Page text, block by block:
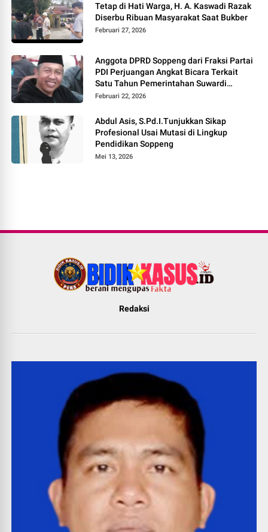
Tetap di Hati Warga, H. A. Kaswadi Razak
Diserbu Ribuan Masyarakat Saat Bukber
Februari 27, 2026
Anggota DPRD Soppeng dari Fraksi Partai
PDI Perjuangan Angkat Bicara Terkait
Satu Tahun Pemerintahan Suwardi
Haseng – Selle KS Dalle
Februari 22, 2026
Abdul Asis, S.Pd.I.Tunjukkan Sikap
Profesional Usai Mutasi di Lingkup
Pendidikan Soppeng
Mei 13, 2026
Redaksi